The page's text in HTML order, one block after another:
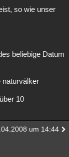
so wie unser
beliebige Datum
naturvälker
10
um 14:44